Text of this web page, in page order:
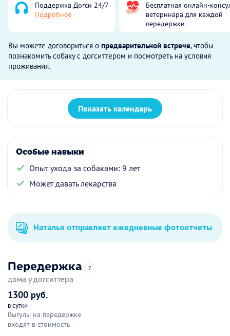
Поддержка Догси 24/7
Подробнее
Бесплатная онлайн-
ветеринара для каждой
передержки
Вы можете договориться о предварительной встрече, чтобы
познакомить собаку с догситтером и посмотреть на условия
проживания.
Показать календарь
Особые навыки
Опыт ухода за собаками: 9 лет
Может давать лекарства
Наталья отправляет ежедневные фотоотчеты
Передержка ?
дома у догситтера
1300 руб.
в сутки
Выгулы на передержке
входят в стоимость